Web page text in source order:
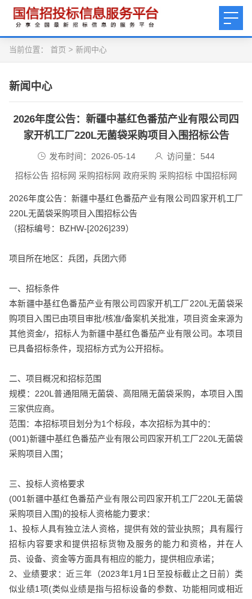
当前位置： 首页 > 新闻中心
新闻中心
2026年度公告：新疆中基红色番茄产业有限公司四
家开机工厂220L无菌袋采购项目入围招标公告
发布时间：2026-05-14 访问量： 544
招标公告 招标网 采购招标网 政府采购 采购招标 中国招标网
2026年度公告：新疆中基红色番茄产业有限公司四家开机工厂
220L无菌袋采购项目入围招标公告
（招标编号：BZHW-[2026]239）
项目所在地区：兵团，兵团六师
一、招标条件
本新疆中基红色番茄产业有限公司四家开机工厂220L无菌袋采
购项目入围已由项目审批/核准/备案机关批准，项目资金来源为
其他资金/，招标人为新疆中基红色番茄产业有限公司。本项目
已具备招标条件，现招标方式为公开招标。
二、项目概况和招标范围
规模：220L普通阻隔无菌袋、高阻隔无菌袋采购，本项目入围
三家供应商。
范围：本招标项目划分为1个标段，本次招标为其中的：
(001)新疆中基红色番茄产业有限公司四家开机工厂220L无菌袋
采购项目入围；
三、投标人资格要求
(001新疆中基红色番茄产业有限公司四家开机工厂220L无菌袋
采购项目入围)的投标人资格能力要求：
1、投标人具有独立法人资格，提供有效的营业执照；具有履行
招标内容要求和提供招标货物及服务的能力和资格，并在人
员、设备、资金等方面具有相应的能力，提供相应承诺；
2、业绩要求：近三年（2023年1月1日至投标截止之日前）类
似业绩1项(类似业绩是指与招标设备的参数、功能相同或相近